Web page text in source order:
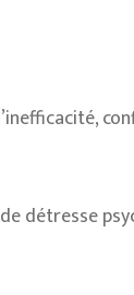
détresse